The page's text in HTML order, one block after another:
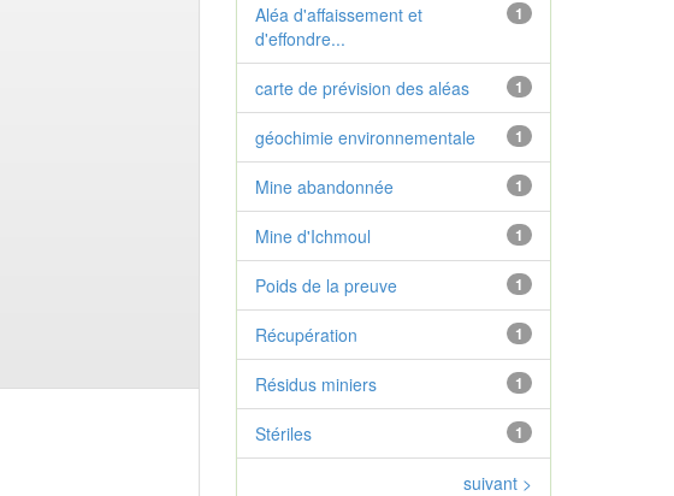
1
Aléa d'affaissement et
d'effondre...
1
carte de prévision des aléas
1
géochimie environnementale
1
Mine abandonnée
1
Mine d'Ichmoul
1
Poids de la preuve
1
Récupération
1
Résidus miniers
1
Stériles
suivant >